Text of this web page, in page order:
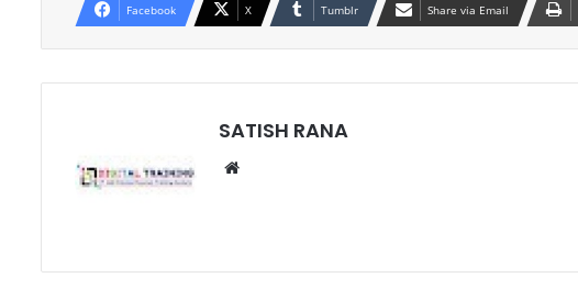
Facebook X Tumblr Share via Email
SATISH RANA